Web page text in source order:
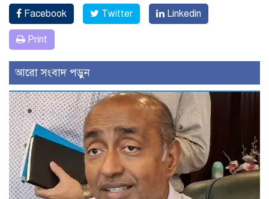
Facebook Twitter Linkedin
Print
আরো সংবাদ পড়ুন